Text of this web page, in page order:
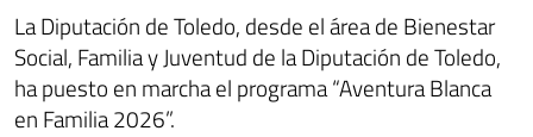
La Diputación de Toledo, desde el área de Bienestar
Social, Familia y Juventud de la Diputación de Toledo,
ha puesto en marcha el programa “Aventura Blanca
en Familia 2026”.